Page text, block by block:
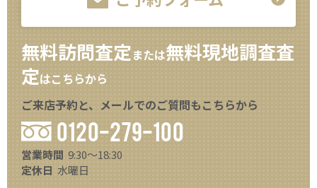
無料訪問査定または無料現地調査査
定はこちらから
ご来店予約と、メールでのご質問もこちらから
0120-279-100
営業時間 9:30～18:30
定休日 水曜日